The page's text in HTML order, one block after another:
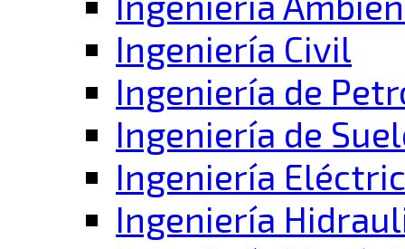
Ingeniería Civil
Ingeniería de
Ingeniería de
Ingeniería
Ingeniería